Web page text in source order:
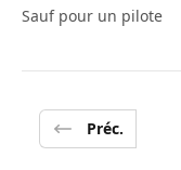
Sauf pour un pilote
Préc.